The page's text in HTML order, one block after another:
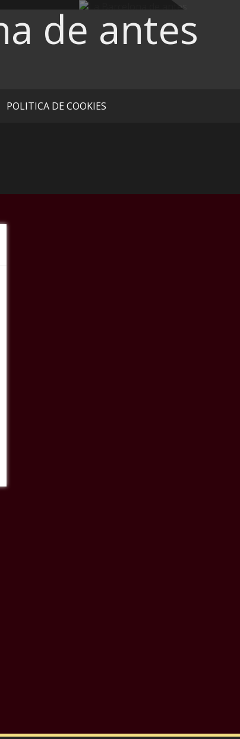
de antes
POLITICA DE COOKIES